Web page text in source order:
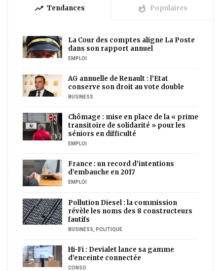
trending_up Tendances whatshot Populaires
La Cour des comptes aligne La Poste
dans son rapport annuel
EMPLOI
AG annuelle de Renault : l’Etat
conserve son droit au vote double
BUSINESS
Chômage : mise en place de la « prime
transitoire de solidarité » pour les
séniors en difficulté
EMPLOI
France : un record d’intentions
d’embauche en 2017
EMPLOI
Pollution Diesel : la commission
révèle les noms des 8 constructeurs
fautifs
BUSINESS POLITIQUE
Hi-Fi : Devialet lance sa gamme
d’enceinte connectée
CONSO